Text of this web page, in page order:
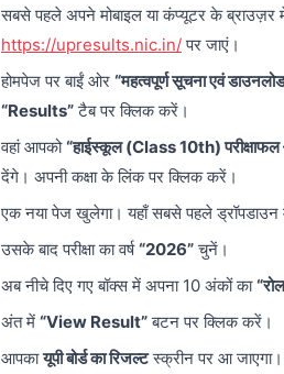
सबसे पहले अपने मोबाइल या कंप्यूटर के ब्राउज़र में
https://upresults.nic.in/पर जाएं।
होमपेज पर बाईं ओर “महत्वपूर्ण सूचना एवं
“Results”टैब पर क्लिक करें।
वहां आपको“हाईस्कूल (Class 10th)
देंगे। अपनी कक्षा के लिंक पर क्लिक करें।
एक नया पेज खुलेगा। यहाँ सबसे पहले
उसके बाद परीक्षा का वर्ष“2026”चुनें।
अब नीचे दिए गए बॉक्स में अपना 10 अंकों का
अंत में “View Result”बटन पर क्लिक करें।
आपकायूपी बोर्ड का रिजल्टस्क्रीन पर आ